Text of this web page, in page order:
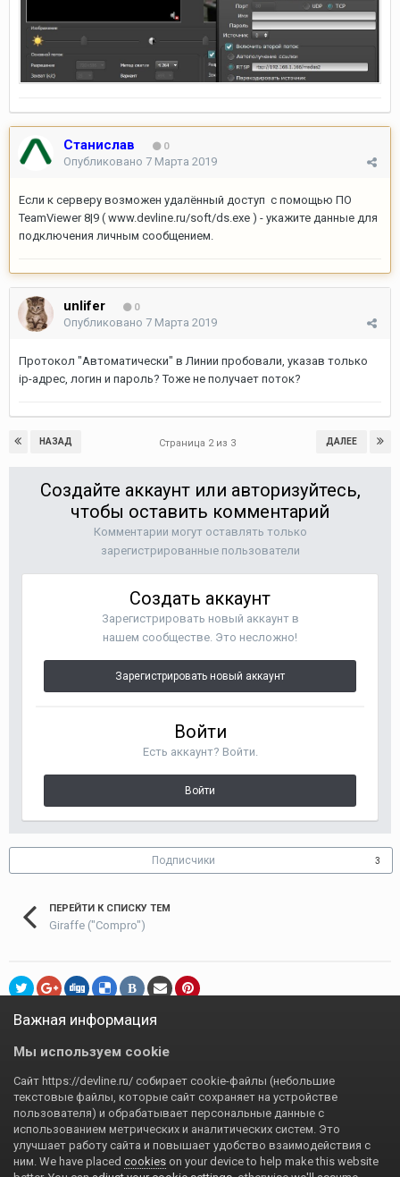
Станислав 0
Опубликовано 7 Марта 2019
Если к серверу возможен удалённый доступ с помощью ПО
TeamViewer 8|9 ( www.devline.ru/soft/ds.exe ) - укажите данные для
подключения личным сообщением.
unlifer 0
Опубликовано 7 Марта 2019
Протокол "Автоматически" в Линии пробовали, указав только
ip-адрес, логин и пароль? Тоже не получает поток?
НАЗАД ДАЛЕЕ
Страница 2 из 3
Создайте аккаунт или авторизуйтесь,
чтобы оставить комментарий
Комментарии могут оставлять только
зарегистрированные пользователи
Создать аккаунт
Зарегистрировать новый аккаунт в
нашем сообществе. Это несложно!
Зарегистрировать новый аккаунт
Войти
Есть аккаунт? Войти.
Войти
Подписчики 3
ПЕРЕЙТИ К СПИСКУ ТЕМ
Giraffe ("Compro")
В
Программа для IP камер
облачного сервера
«Линия»
Язык Политика конфиденциальности Обратная связь
Важная информация
Мы используем cookie
Сайт https://devline.ru/ собирает cookie-файлы (небольшие
текстовые файлы, которые сайт сохраняет на устройстве
пользователя) и обрабатывает персональные данные с
использованием метрических и аналитических систем. Это
улучшает работу сайта и повышает удобство взаимодействия с
ним. We have placed cookies on your device to help make this website